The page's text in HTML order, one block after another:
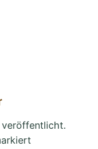
veröffentlicht.